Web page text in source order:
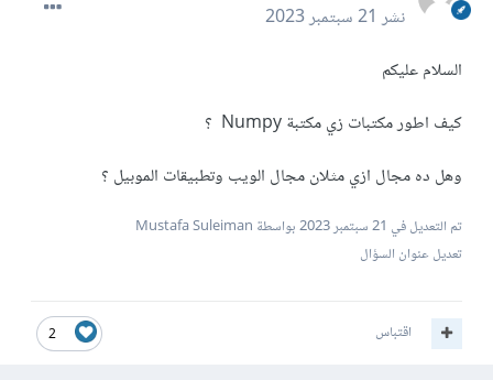
نشر21 سبتمبر 2023
السلام عليكم
كيف اطور مكتبات زي مكتبة Numpy ؟
وهل ده مجال ازي مثلان مجال الويب وتطبيقات الموبيل ؟
تم التعديل في 21 سبتمبر 2023
بواسطة Mustafa Suleiman
تعديل عنوان السؤال
2 اقتباس